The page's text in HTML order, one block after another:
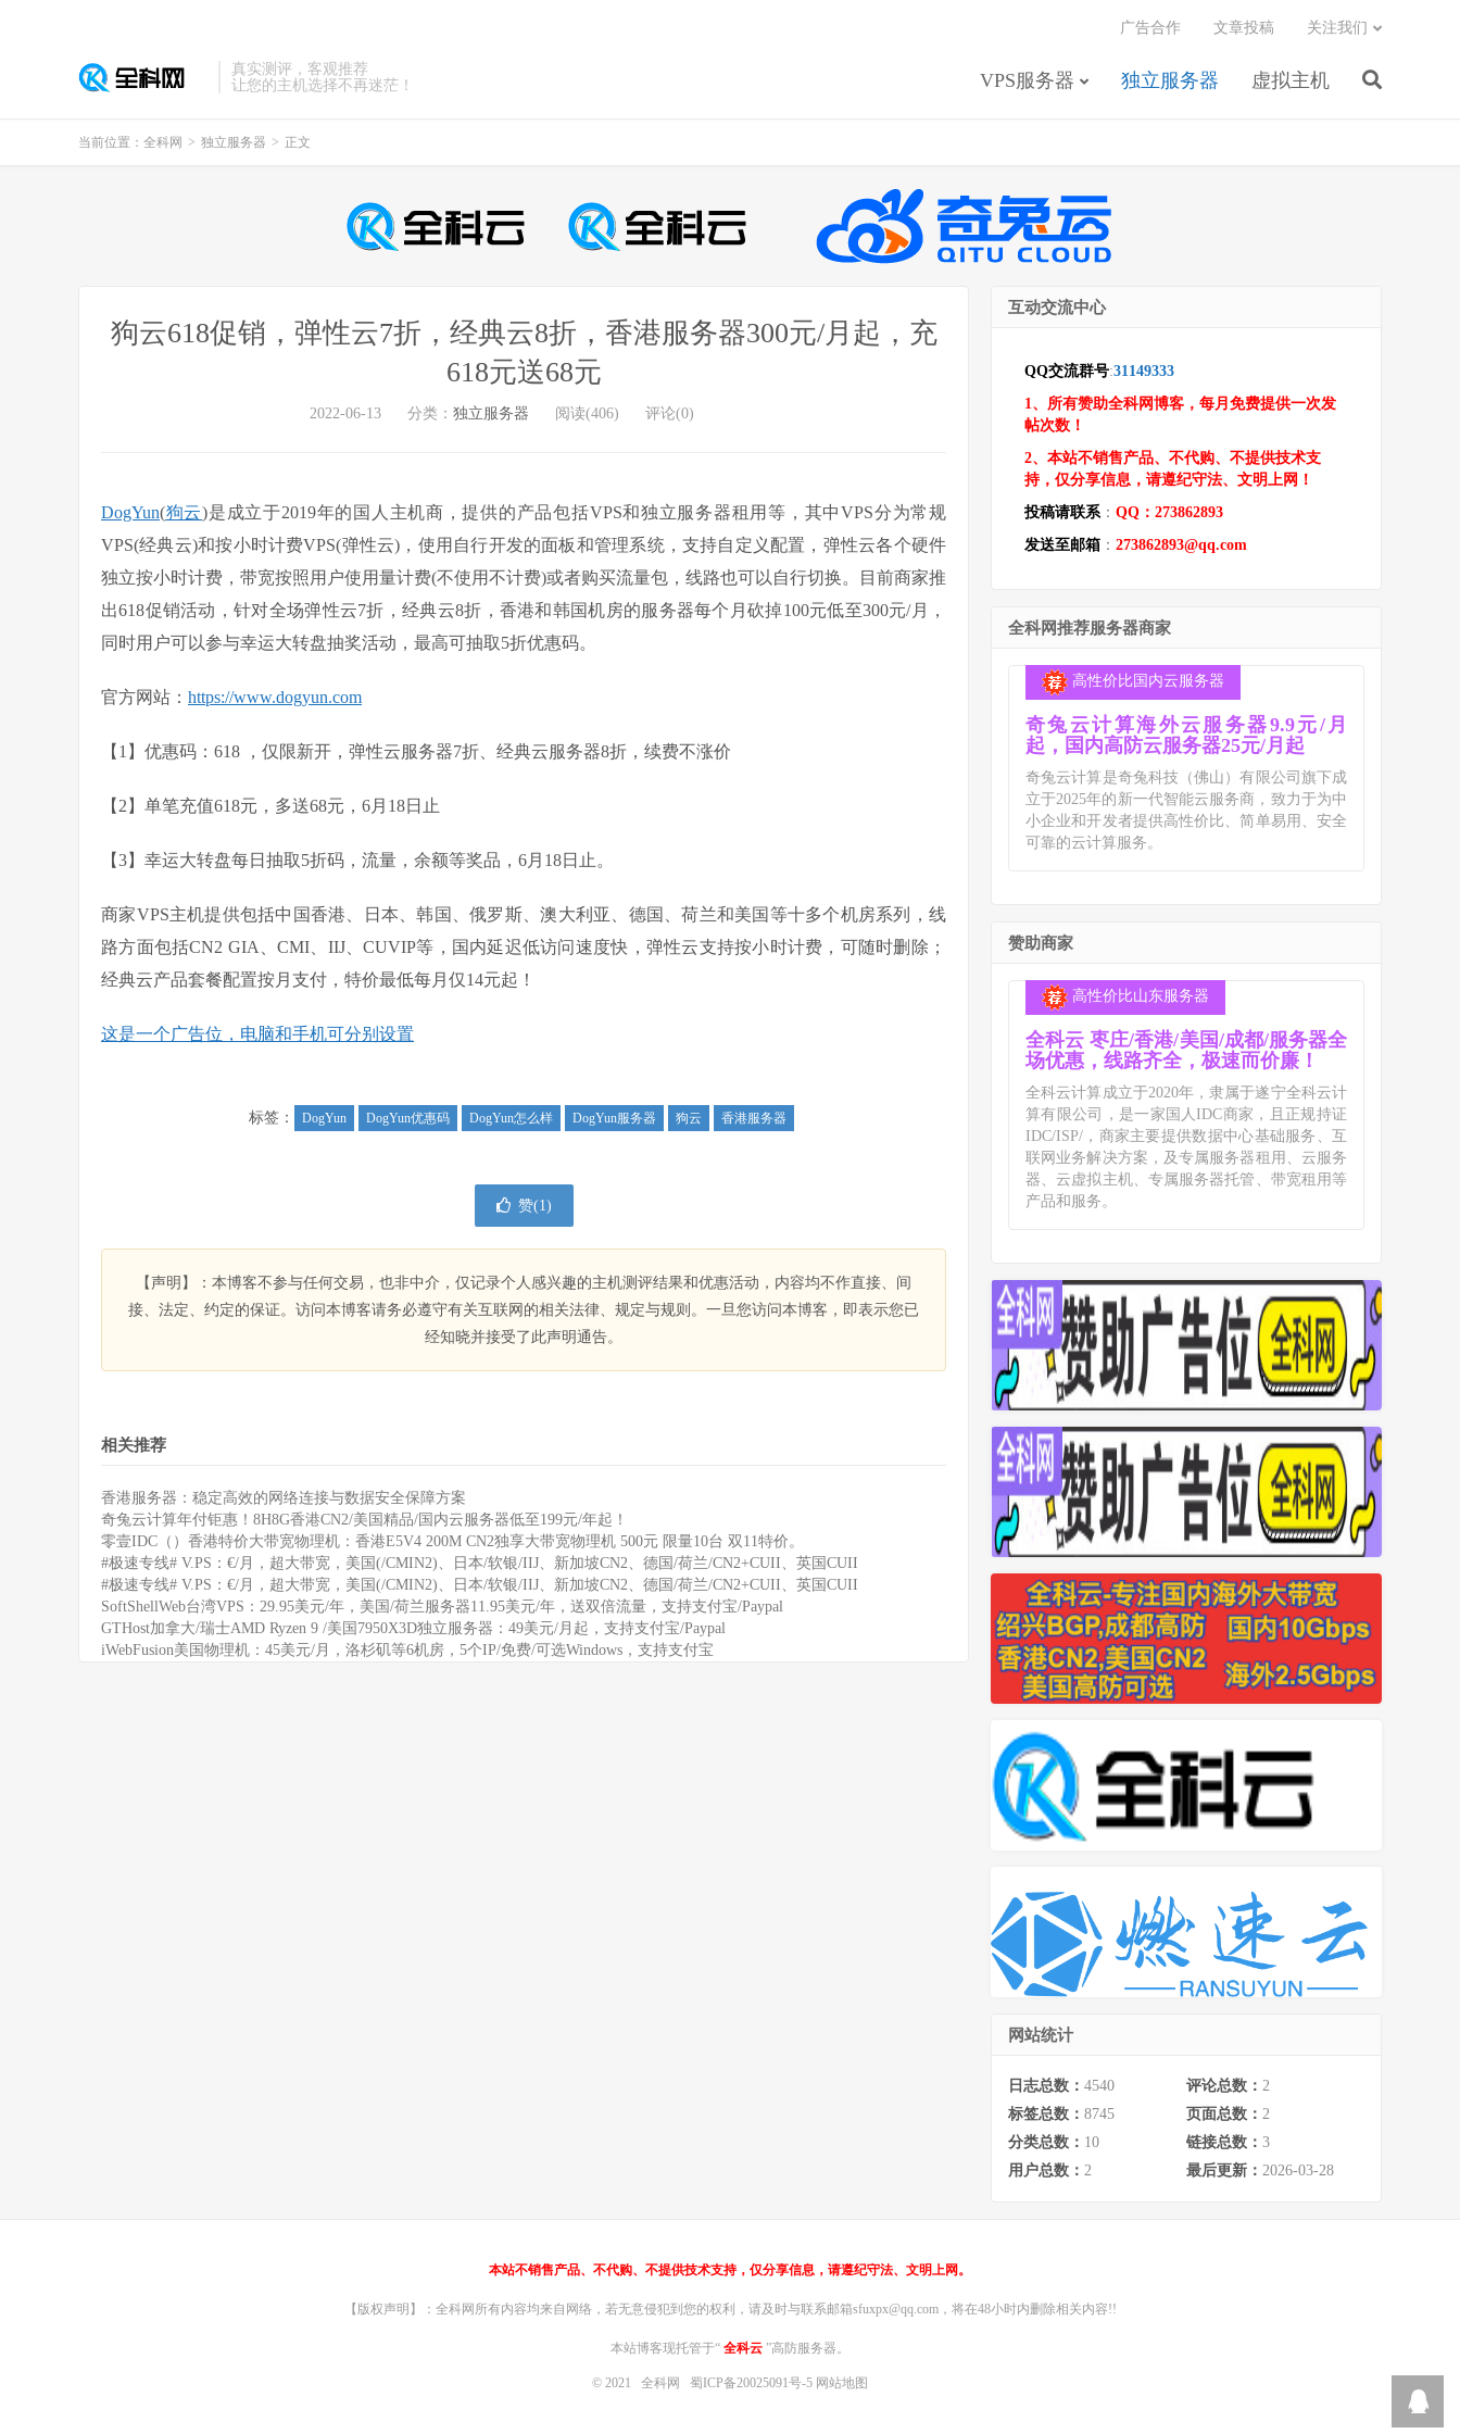
真实测评，客观推荐
让您的主机选择不再迷茫！
VPS服务器 独立服务器 虚拟主机
广告合作 文章投稿 关注我们
当前位置： 全科网 > 独立服务器 > 正文
狗云618促销，弹性云7折，经典云8折，香港服务器300元/月起，充
618元送68元
2022-06-13 分类： 独立服务器 阅读(406) 评论(0)
DogYun(狗云)是成立于2019年的国人主机商，提供的产品包括VPS和独立服务器租用等，其中VPS分为常规
VPS(经典云)和按小时计费VPS(弹性云)，使用自行开发的面板和管理系统，支持自定义配置，弹性云各个硬件
独立按小时计费，带宽按照用户使用量计费(不使用不计费)或者购买流量包，线路也可以自行切换。目前商家推
出618促销活动，针对全场弹性云7折，经典云8折，香港和韩国机房的服务器每个月砍掉100元低至300元/月，
同时用户可以参与幸运大转盘抽奖活动，最高可抽取5折优惠码。
官方网站： https://www.dogyun.com
【1】优惠码：618 ，仅限新开，弹性云服务器7折、经典云服务器8折，续费不涨价
【2】单笔充值618元，多送68元，6月18日止
【3】幸运大转盘每日抽取5折码，流量，余额等奖品，6月18日止。
商家VPS主机提供包括中国香港、日本、韩国、俄罗斯、澳大利亚、德国、荷兰和美国等十多个机房系列，线
路方面包括CN2 GIA、CMI、IIJ、CUVIP等，国内延迟低访问速度快，弹性云支持按小时计费，可随时删除；
经典云产品套餐配置按月支付，特价最低每月仅14元起！
这是一个广告位，电脑和手机可分别设置
标签： DogYun DogYun优惠码 DogYun怎么样 DogYun服务器 狗云 香港服务器
赞(1)
【声明】：本博客不参与任何交易，也非中介，仅记录个人感兴趣的主机测评结果和优惠活动，内容均不作直接、间
接、法定、约定的保证。访问本博客请务必遵守有关互联网的相关法律、规定与规则。一旦您访问本博客，即表示您已
经知晓并接受了此声明通告。
相关推荐
香港服务器：稳定高效的网络连接与数据安全保障方案
奇兔云计算年付钜惠！8H8G香港CN2/美国精品/国内云服务器低至199元/年起！
零壹IDC（）香港特价大带宽物理机：香港E5V4 200M CN2独享大带宽物理机 500元 限量10台 双11特价。
#极速专线# V.PS：€/月，超大带宽，美国(/CMIN2)、日本/软银/IIJ、新加坡CN2、德国/荷兰/CN2+CUII、英国CUII
#极速专线# V.PS：€/月，超大带宽，美国(/CMIN2)、日本/软银/IIJ、新加坡CN2、德国/荷兰/CN2+CUII、英国CUII
SoftShellWeb台湾VPS：29.95美元/年，美国/荷兰服务器11.95美元/年，送双倍流量，支持支付宝/Paypal
GTHost加拿大/瑞士AMD Ryzen 9 /美国7950X3D独立服务器：49美元/月起，支持支付宝/Paypal
iWebFusion美国物理机：45美元/月，洛杉矶等6机房，5个IP/免费/可选Windows，支持支付宝
互动交流中心
QQ交流群号:31149333
1、所有赞助全科网博客，每月免费提供一次发
帖次数！
2、本站不销售产品、不代购、不提供技术支
持，仅分享信息，请遵纪守法、文明上网！
投稿请联系： QQ：273862893
发送至邮箱 ： 273862893@qq.com
全科网推荐服务器商家
高性价比国内云服务器
奇兔云计算海外云服务器9.9元/月
起，国内高防云服务器25元/月起
奇兔云计算是奇兔科技（佛山）有限公司旗下成
立于2025年的新一代智能云服务商，致力于为中
小企业和开发者提供高性价比、简单易用、安全
可靠的云计算服务。
赞助商家
高性价比山东服务器
全科云 枣庄/香港/美国/成都/服务器全
场优惠，线路齐全，极速而价廉！
全科云计算成立于2020年，隶属于遂宁全科云计
算有限公司，是一家国人IDC商家，且正规持证
IDC/ISP/，商家主要提供数据中心基础服务、互
联网业务解决方案，及专属服务器租用、云服务
器、云虚拟主机、专属服务器托管、带宽租用等
产品和服务。
网站统计
日志总数： 4540 评论总数： 2
标签总数： 8745 页面总数： 2
分类总数： 10 链接总数： 3
用户总数： 2 最后更新： 2026-03-28
本站不销售产品、不代购、不提供技术支持，仅分享信息，请遵纪守法、文明上网。
【版权声明】：全科网所有内容均来自网络，若无意侵犯到您的权利，请及时与联系邮箱sfuxpx@qq.com，将在48小时内删除相关内容!!
本站博客现托管于“ 全科云 ”高防服务器。
© 2021 全科网 蜀ICP备20025091号-5 网站地图